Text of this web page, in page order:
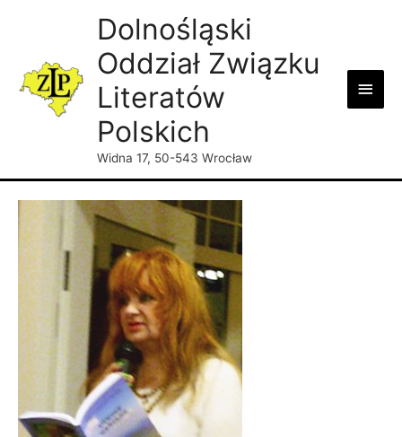
Dolnośląski
Oddział Związku
Literatów
Polskich
Widna 17, 50-543 Wrocław
Main